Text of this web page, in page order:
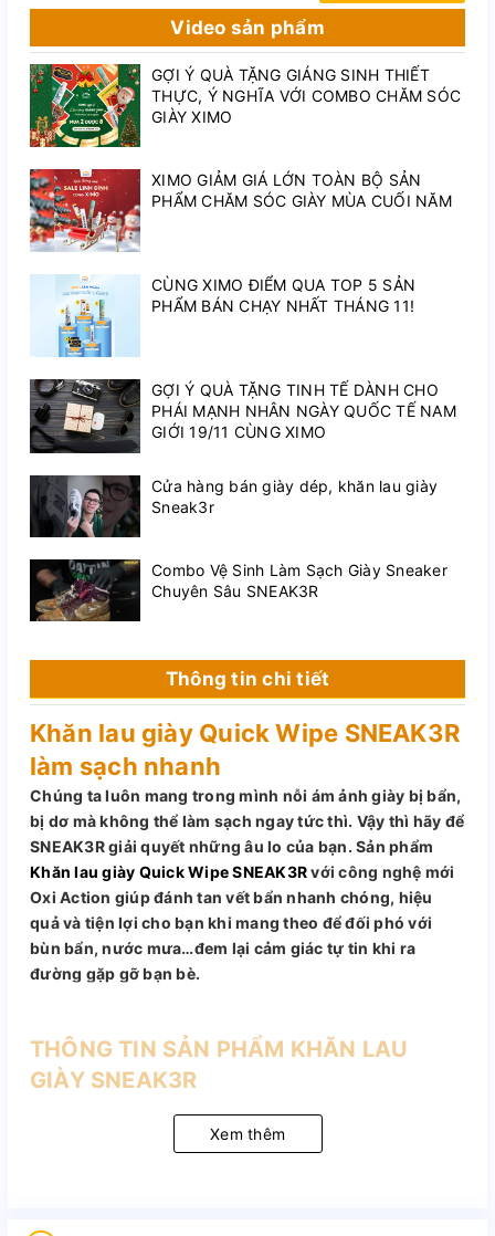
Video sản phẩm
GỢI Ý QUÀ TẶNG GIÁNG SINH THIẾT
THỰC, Ý NGHĨA VỚI COMBO CHĂM SÓC
GIÀY XIMO
XIMO GIẢM GIÁ LỚN TOÀN BỘ SẢN
PHẨM CHĂM SÓC GIÀY MÙA CUỐI NĂM
CÙNG XIMO ĐIỂM QUA TOP 5 SẢN
PHẨM BÁN CHẠY NHẤT THÁNG 11!
GỢI Ý QUÀ TẶNG TINH TẾ DÀNH CHO
PHÁI MẠNH NHÂN NGÀY QUỐC TẾ NAM
GIỚI 19/11 CÙNG XIMO
Cửa hàng bán giày dép, khăn lau giày
Sneak3r
Combo Vệ Sinh Làm Sạch Giày Sneaker
Chuyên Sâu SNEAK3R
Thông tin chi tiết
Khăn lau giày Quick Wipe SNEAK3R
làm sạch nhanh
Chúng ta luôn mang trong mình nỗi ám ảnh giày bị bẩn,
bị dơ mà không thể làm sạch ngay tức thì. Vậy thì hãy để
SNEAK3R giải quyết những âu lo của bạn. Sản phẩm
Khăn lau giày Quick Wipe SNEAK3Rvới công nghệ mới
Oxi Action giúp đánh tan vết bẩn nhanh chóng, hiệu
quả và tiện lợi cho bạn khi mang theo để đối phó với
bùn bẩn, nước mưa…đem lại cảm giác tự tin khi ra
đường gặp gỡ bạn bè.
THÔNG TIN SẢN PHẨM KHĂN LAU
GIÀY SNEAK3R
Sản xuất: Trung Quốc
Xem thêm